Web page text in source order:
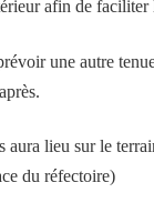
afin de faciliter
une autre
aura lieu sur le
du réfectoire)